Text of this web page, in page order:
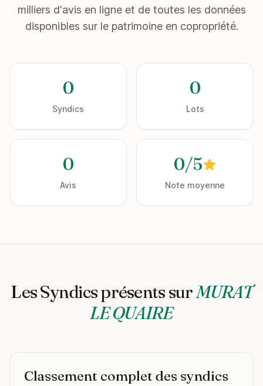
milliers d'avis en ligne et de toutes les données
disponibles sur le patrimoine en copropriété.
0
Syndics
0
Lots
0
Avis
0/5
Note moyenne
Les Syndics présents surMURAT
LE QUAIRE
Classement complet des syndics